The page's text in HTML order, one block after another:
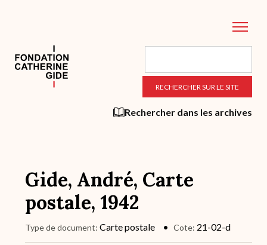
principal
Rechercher dans les archives
Gide, André, Carte
postale, 1942
Type de document Carte postale Cote 21-02-d